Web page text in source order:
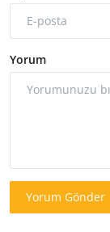
Yorum
Yorum Gönder